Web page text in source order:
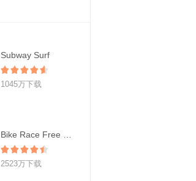
Subway Surf
1045万下载
2523万下载